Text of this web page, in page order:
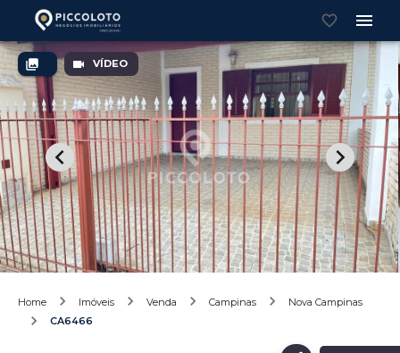
VÍDEO
Home Imóveis Venda Campinas
Nova Campinas
CA6466